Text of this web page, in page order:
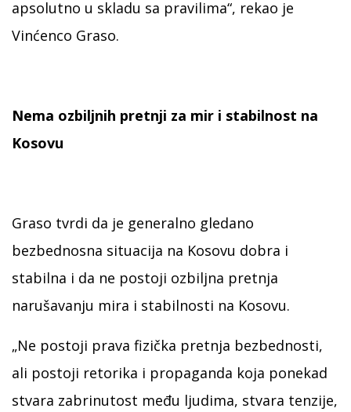
apsolutno u skladu sa pravilima“, rekao je
Vinćenco Graso.
Nema ozbiljnih pretnji za mir i stabilnost na
Kosovu
Graso tvrdi da je generalno gledano
bezbednosna situacija na Kosovu dobra i
stabilna i da ne postoji ozbiljna pretnja
narušavanju mira i stabilnosti na Kosovu.
„Ne postoji prava fizička pretnja bezbednosti,
ali postoji retorika i propaganda koja ponekad
stvara zabrinutost među ljudima, stvara tenzije,